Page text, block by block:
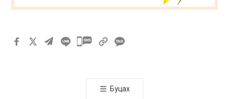
카
톡
공
Буцах